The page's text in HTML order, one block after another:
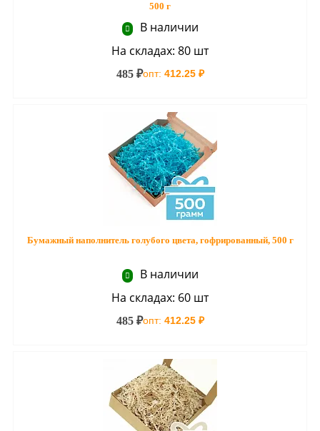
500 г
В наличии
На складах: 80 шт
485 ₽опт: 412.25 ₽
Бумажный наполнитель голубого цвета, гофрированный, 500 г
В наличии
На складах: 60 шт
485 ₽опт: 412.25 ₽